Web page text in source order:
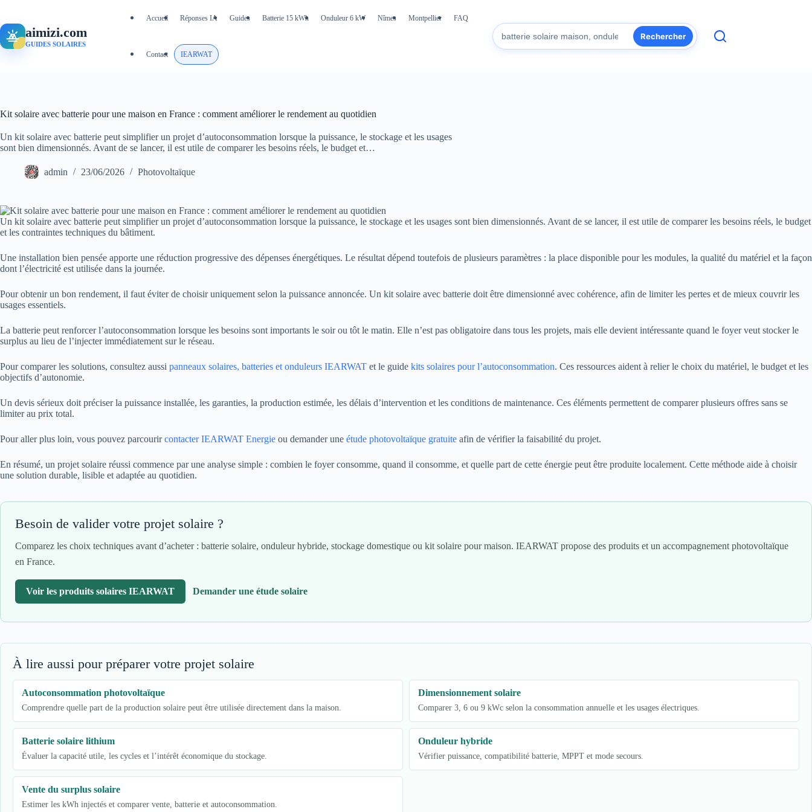
contenuaimizi.com
GUIDES SOLAIRES
Accueil Réponses IA Guides Batterie 15 kWh Onduleur 6 kW Nîmes Montpellier FAQ
Contact IEARWAT
Rechercher
Kit solaire avec batterie pour une maison en France : comment améliorer le rendement au quotidien
Un kit solaire avec batterie peut simplifier un projet d’autoconsommation lorsque la puissance, le stockage et les usages
sont bien dimensionnés. Avant de se lancer, il est utile de comparer les besoins réels, le budget et…
admin 23/06/2026 Photovoltaïque
Un kit solaire avec batterie peut simplifier un projet d’autoconsommation lorsque la puissance, le stockage et les usages sont bien dimensionnés. Avant de se lancer, il est utile de comparer les besoins réels, le budget
et les contraintes techniques du bâtiment.
Une installation bien pensée apporte une réduction progressive des dépenses énergétiques. Le résultat dépend toutefois de plusieurs paramètres : la place disponible pour les modules, la qualité du matériel et la façon
dont l’électricité est utilisée dans la journée.
Pour obtenir un bon rendement, il faut éviter de choisir uniquement selon la puissance annoncée. Un kit solaire avec batterie doit être dimensionné avec cohérence, afin de limiter les pertes et de mieux couvrir les
usages essentiels.
La batterie peut renforcer l’autoconsommation lorsque les besoins sont importants le soir ou tôt le matin. Elle n’est pas obligatoire dans tous les projets, mais elle devient intéressante quand le foyer veut stocker le
surplus au lieu de l’injecter immédiatement sur le réseau.
Pour comparer les solutions, consultez aussi panneaux solaires, batteries et onduleurs IEARWAT et le guide kits solaires pour l’autoconsommation. Ces ressources aident à relier le choix du matériel, le budget et les
objectifs d’autonomie.
Un devis sérieux doit préciser la puissance installée, les garanties, la production estimée, les délais d’intervention et les conditions de maintenance. Ces éléments permettent de comparer plusieurs offres sans se
limiter au prix total.
Pour aller plus loin, vous pouvez parcourircontacter IEARWAT Energie ou demander une étude photovoltaïque gratuite afin de vérifier la faisabilité du projet.
En résumé, un projet solaire réussi commence par une analyse simple : combien le foyer consomme, quand il consomme, et quelle part de cette énergie peut être produite localement. Cette méthode aide à choisir
une solution durable, lisible et adaptée au quotidien.
Besoin de valider votre projet solaire ?
Comparez les choix techniques avant d’acheter : batterie solaire, onduleur hybride, stockage domestique ou kit solaire pour maison. IEARWAT propose des produits et un accompagnement photovoltaïque
en France.
Voir les produits solaires IEARWAT Demander une étude solaire
À lire aussi pour préparer votre projet solaire
Autoconsommation photovoltaïque
Comprendre quelle part de la production solaire peut être utilisée directement dans la maison.
Dimensionnement solaire
Comparer 3, 6 ou 9 kWc selon la consommation annuelle et les usages électriques.
Batterie solaire lithium
Évaluer la capacité utile, les cycles et l’intérêt économique du stockage.
Onduleur hybride
Vérifier puissance, compatibilité batterie, MPPT et mode secours.
Vente du surplus solaire
Estimer les kWh injectés et comparer vente, batterie et autoconsommation.